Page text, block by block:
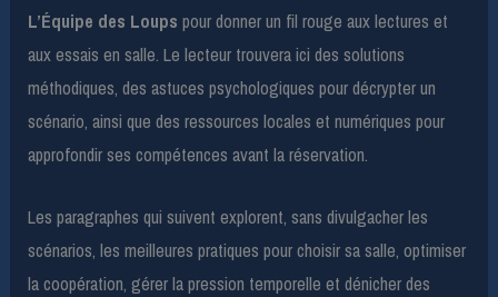
L’Équipe des Loups pour donner un fil rouge aux lectures et
aux essais en salle. Le lecteur trouvera ici des solutions
méthodiques, des astuces psychologiques pour décrypter un
scénario, ainsi que des ressources locales et numériques pour
approfondir ses compétences avant la réservation.
Les paragraphes qui suivent explorent, sans divulgacher les
scénarios, les meilleures pratiques pour choisir sa salle, optimiser
la coopération, gérer la pression temporelle et dénicher des